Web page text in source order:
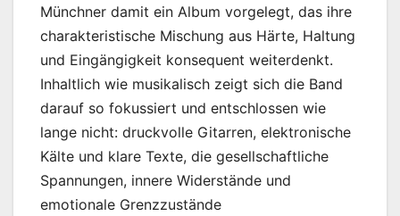
Münchner damit ein Album vorgelegt, das ihre
charakteristische Mischung aus Härte, Haltung
und Eingängigkeit konsequent weiterdenkt.
Inhaltlich wie musikalisch zeigt sich die Band
darauf so fokussiert und entschlossen wie
lange nicht: druckvolle Gitarren, elektronische
Kälte und klare Texte, die gesellschaftliche
Spannungen, innere Widerstände und
emotionale Grenzzustände